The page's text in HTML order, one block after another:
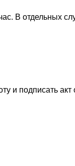
В отдельных
и подписать акт